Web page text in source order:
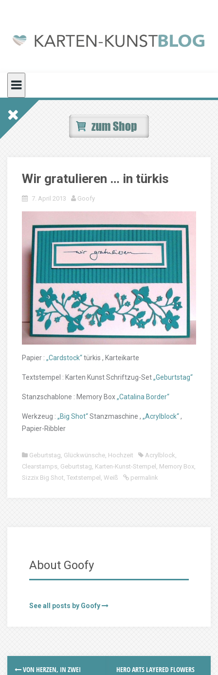
Wir gratulieren … in türkis
7. April 2013 Goofy
Papier : „Cardstock“türkis , Karteikarte
Textstempel : Karten Kunst Schriftzug-Set„Geburtstag“
Stanzschablone : Memory Box„Catalina Border“
Werkzeug : „Big Shot“Stanzmaschine , „Acrylblock“,
Papier-Ribbler
Geburtstag, Glückwünsche, Hochzeit Acrylblock,
Clearstamps, Geburtstag, Karten-Kunst-Stempel , Memory Box,
Sizzix Big Shot, Textstempel , Weiß permalink
About Goofy
See all posts by Goofy
VON HERZEN, IN ZWEI
HERO ARTS LAYERED FLOWERS